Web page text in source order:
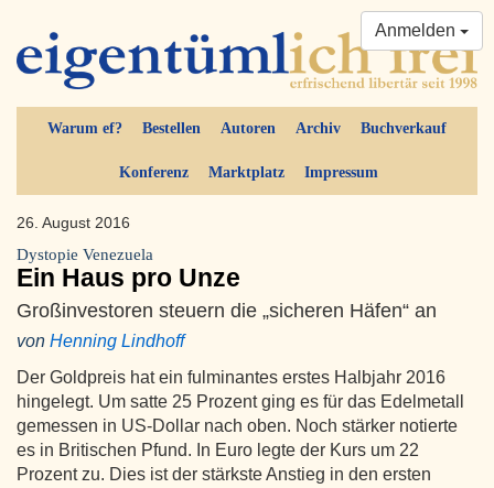
Warum ef? Bestellen Autoren Archiv Buchverkauf
Konferenz Marktplatz Impressum
Anmelden
26. August 2016
Dystopie Venezuela
Ein Haus pro Unze
Großinvestoren steuern die „sicheren Häfen“ an
von Henning Lindhoff
Der Goldpreis hat ein fulminantes erstes Halbjahr 2016
hingelegt. Um satte 25 Prozent ging es für das Edelmetall
gemessen in US-Dollar nach oben. Noch stärker notierte
es in Britischen Pfund. In Euro legte der Kurs um 22
Prozent zu. Dies ist der stärkste Anstieg in den ersten